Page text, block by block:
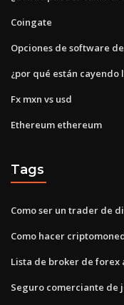
Coingate
Opciones de software
¿por qué están cayendo
Fx mxn vs usd
Ethereum ethereum
Tags
Como ser un trader de
Como hacer
Lista de broker de forex
Seguro comerciante de